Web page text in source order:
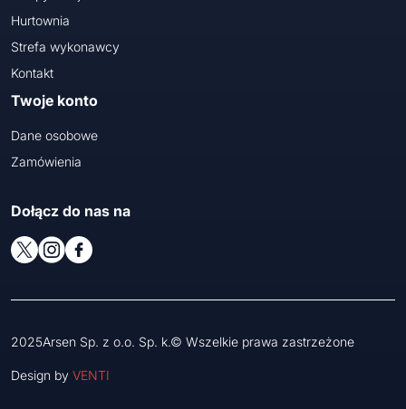
Hurtownia
Strefa wykonawcy
Kontakt
Twoje konto
Dane osobowe
Zamówienia
Dołącz do nas na
2025Arsen Sp. z o.o. Sp. k.© Wszelkie prawa zastrzeżone
Design by VENTI